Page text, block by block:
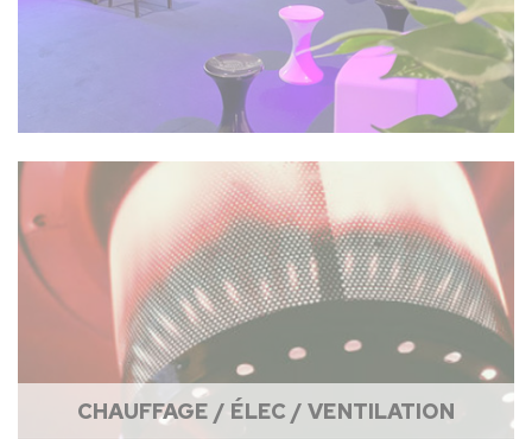
CHAUFFAGE / ÉLEC / VENTILATION